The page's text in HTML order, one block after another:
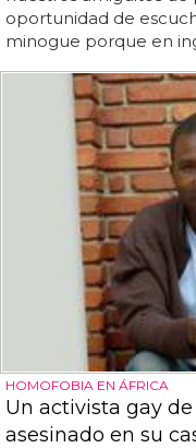
oportunidad de
minogue porque en
HOMOFOBIA EN ÁFRICA
Un activista gay
asesinado en su